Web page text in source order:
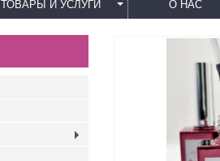
ТОВАРЫ И УСЛУГИ О НАС